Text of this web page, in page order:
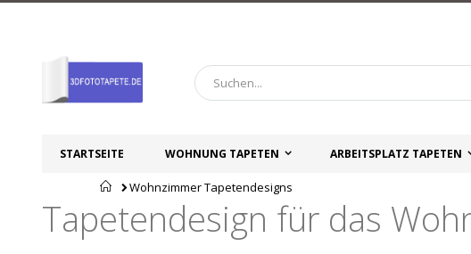
STARTSEITE WOHNUNG TAPETEN ARBEITSPLATZ TAPETEN
Startseite
Wohnzimmer Tapetendesigns
Tapetendesign für das